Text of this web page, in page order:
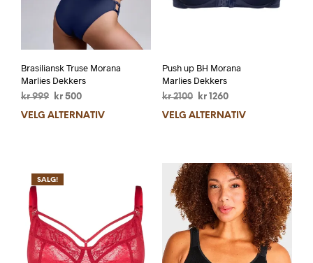
Brasiliansk Truse Morana
Marlies Dekkers
kr999 kr 500
VELG ALTERNATIV
Push up BH Morana
Marlies Dekkers
kr2100 kr1260
VELG ALTERNATIV
SALG!